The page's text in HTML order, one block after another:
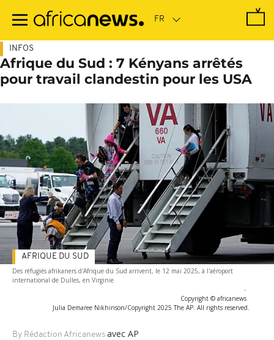
contenu
INFOS
Afrique du Sud : 7 Kényans arrêtés
pour travail clandestin pour les USA
Des réfugiés afrikaners d'Afrique du Sud arrivent, le 12 mai 2025, à l'aéroport
international de Dulles, en Virginie
-
Copyright © africanews
Julia Demaree Nikhinson/Copyright 2025 The AP. All rights reserved.
By Rédaction Africanews avec AP
AFRIQUE DU SUD